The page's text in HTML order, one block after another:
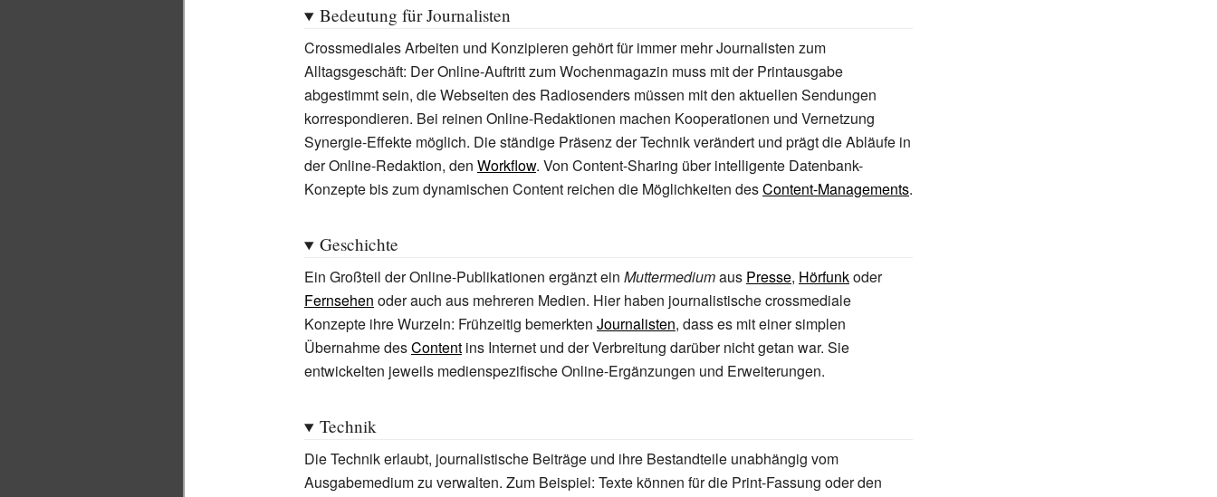
Bedeutung für Journalisten
Crossmediales Arbeiten und Konzipieren gehört für immer mehr Journalisten zum
Alltagsgeschäft: Der Online-Auftritt zum Wochenmagazin muss mit der Printausgabe
abgestimmt sein, die Webseiten des Radiosenders müssen mit den aktuellen Sendungen
korrespondieren. Bei reinen Online-Redaktionen machen Kooperationen und Vernetzung
Synergie-Effekte möglich. Die ständige Präsenz der Technik verändert und prägt die Abläufe in
der Online-Redaktion, den Workflow. Von Content-Sharing über intelligente Datenbank-
Konzepte bis zum dynamischen Content reichen die Möglichkeiten desContent-Managements.
Geschichte
Ein Großteil der Online-Publikationen ergänzt ein Muttermediumaus Presse, Hörfunkoder
Fernsehen oder auch aus mehreren Medien. Hier haben journalistische crossmediale
Konzepte ihre Wurzeln: Frühzeitig bemerkten Journalisten, dass es mit einer simplen
Übernahme desContent ins Internet und der Verbreitung darüber nicht getan war. Sie
entwickelten jeweils medienspezifische Online-Ergänzungen und Erweiterungen.
Technik
Die Technik erlaubt, journalistische Beiträge und ihre Bestandteile unabhängig vom
Ausgabemedium zu verwalten. Zum Beispiel: Texte können für die Print-Fassung oder den